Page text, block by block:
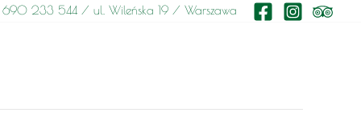
690 233 544 / ul. Wileńska 19 / Warszawa